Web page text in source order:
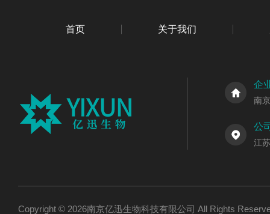
首页 关于我们
企
南
公
江
Copyright © 2026南京亿迅生物科技有限公司 All Rights